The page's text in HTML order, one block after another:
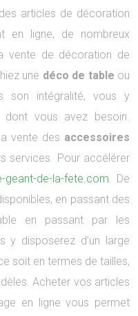
articles de décoration
en ligne, de nombreux
vente de décoration de
une déco de table ou
son intégralité, vous y
vous avez besoin.
vente des accessoires
services. Pour accélérer
geant-de-la-fete.com. De
en passant des
en passant par les
y disposerez d’un large
soit en termes de tailles,
Acheter vos articles
en ligne vous permet